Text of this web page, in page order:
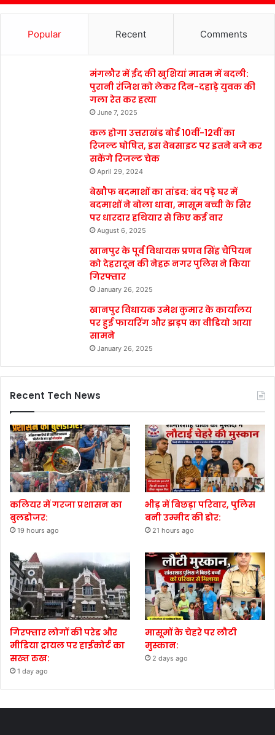
Popular Recent Comments
मंगलौर में ईद की खुशियां मातम में बदली:
पुरानी रंजिश को लेकर दिन-दहाड़े युवक की
गला रेत कर हत्या
June 7, 2025
कल होगा उत्तराखंड बोर्ड 10वीं-12वीं का
रिजल्ट घोषित, इस वेबसाइट पर इतने बजे कर
सकेंगे रिजल्ट चेक
April 29, 2024
बेखौफ बदमाशों का तांडव: बंद पड़े घर में
बदमाशों ने बोला धावा, मासूम बच्ची के सिर
पर धारदार हथियार से किए कई वार
August 6, 2025
खानपुर के पूर्व विधायक प्रणव सिंह चैंपियन
को देहरादून की नेहरू नगर पुलिस ने किया
गिरफ्तार
January 26, 2025
खानपुर विधायक उमेश कुमार के कार्यालय
पर हुई फायरिंग और झड़प का वीडियो आया
सामने
January 26, 2025
Recent Tech News
कलियर में गरजा प्रशासन का
बुलडोजर:
19 hours ago
भीड़ में बिछड़ा परिवार, पुलिस
बनी उम्मीद की डोर:
21 hours ago
गिरफ्तार लोगों की परेड और
मीडिया ट्रायल पर हाईकोर्ट का
सख्त रुख:
1 day ago
मासूमों के चेहरे पर लौटी
मुस्कान:
2 days ago